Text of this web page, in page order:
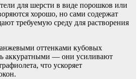
для шерсти в виде порошков или
хорошо, но сами содержат
требуемую среду для растворения
оттенками кубовых
аккуратными — они усиливают
что ускоряет